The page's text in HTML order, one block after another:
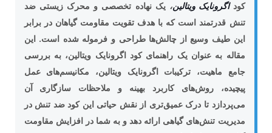
کود اگرونایک ویتالین، یک نهاده تخصصی و محرک زیستی ضد
تنش قدرتمند است که با هدف تقویت مقاومت گیاهان در برابر
این طیف وسیع از چالش‌ها طراحی و فرموله شده است. این
مقاله به عنوان یک راهنمای کود اگرونایک ویتالین، به بررسی
جامع ماهیت، ترکیبات اگرونایک ویتالین، مکانیسم‌های عمل
پیچیده، روش‌های کاربرد بهینه و ملاحظات سازگاری آن
می‌پردازد تا درک عمیق‌تری از نقش حیاتی این کود ضد تنش در
مدیریت تنش‌های گیاهی ارائه دهد و به شما در افزایش مقاومت